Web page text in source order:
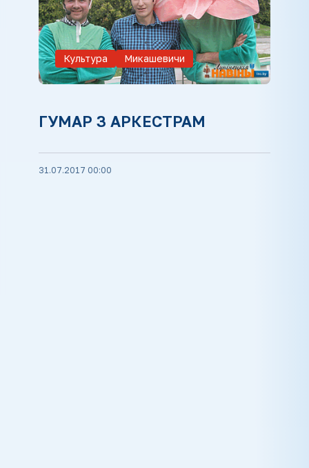
Культура Микашевичи
ГУМАР З АРКЕСТРАМ
31.07.2017 00:00